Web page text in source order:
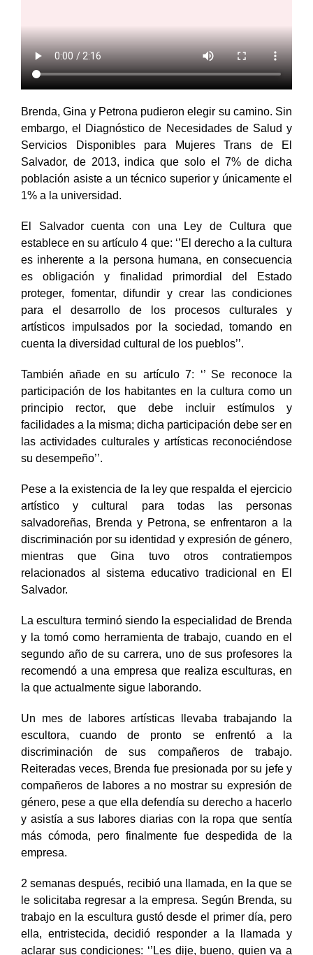
Brenda, Gina y Petrona pudieron elegir su camino. Sin
embargo, el Diagnóstico de Necesidades de Salud y
Servicios Disponibles para Mujeres Trans de El
Salvador, de 2013, indica que solo el 7% de dicha
población asiste a un técnico superior y únicamente el
El Salvador cuenta con una Ley de Cultura que
establece en su artículo 4 que: ‘’El derecho a la cultura
es inherente a la persona humana, en consecuencia
es obligación y finalidad primordial del Estado
proteger, fomentar, difundir y crear las condiciones
para el desarrollo de los procesos culturales y
artísticos impulsados por la sociedad, tomando en
También añade en su artículo 7: ‘’ Se reconoce la
participación de los habitantes en la cultura como un
principio rector, que debe incluir estímulos y
facilidades a la misma; dicha participación debe ser en
las actividades culturales y artísticas reconociéndose
Pese a la existencia de la ley que respalda el ejercicio
artístico y cultural para todas las personas
salvadoreñas, Brenda y Petrona, se enfrentaron a la
discriminación por su identidad y expresión de género,
mientras que Gina tuvo otros contratiempos
relacionados al sistema educativo tradicional en El
La escultura terminó siendo la especialidad de Brenda
y la tomó como herramienta de trabajo, cuando en el
segundo año de su carrera, uno de sus profesores la
recomendó a una empresa que realiza esculturas, en
Un mes de labores artísticas llevaba trabajando la
escultora, cuando de pronto se enfrentó a la
discriminación de sus compañeros de trabajo.
Reiteradas veces, Brenda fue presionada por su jefe y
compañeros de labores a no mostrar su expresión de
género, pese a que ella defendía su derecho a hacerlo
y asistía a sus labores diarias con la ropa que sentía
más cómoda, pero finalmente fue despedida de la
2 semanas después, recibió una llamada, en la que se
le solicitaba regresar a la empresa. Según Brenda, su
trabajo en la escultura gustó desde el primer día, pero
ella, entristecida, decidió responder a la llamada y